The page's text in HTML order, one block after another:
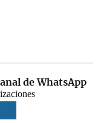
de WhatsApp